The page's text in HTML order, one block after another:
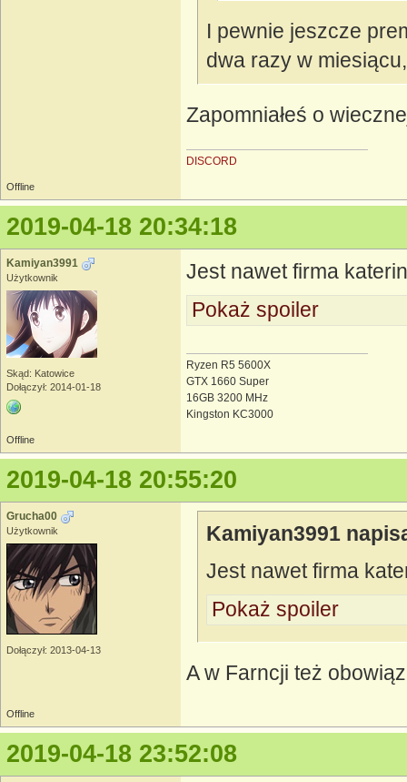
I pewnie jeszcze
dwa razy w
Zapomniałeś o
DISCORD
Offline
2019-04-18 20:34:18
Kamiyan3991
Użytkownik
Skąd: Katowice
Dołączył: 2014-01-18
Jest nawet firma
Pokaż spoiler
Ryzen R5 5600X
GTX 1660 Super
16GB 3200 MHz
Kingston KC3000
Offline
2019-04-18 20:55:20
Grucha00
Użytkownik
Dołączył: 2013-04-13
Kamiyan3991
Jest nawet firma
Pokaż spoiler
A w Farncji też
Offline
2019-04-18 23:52:08